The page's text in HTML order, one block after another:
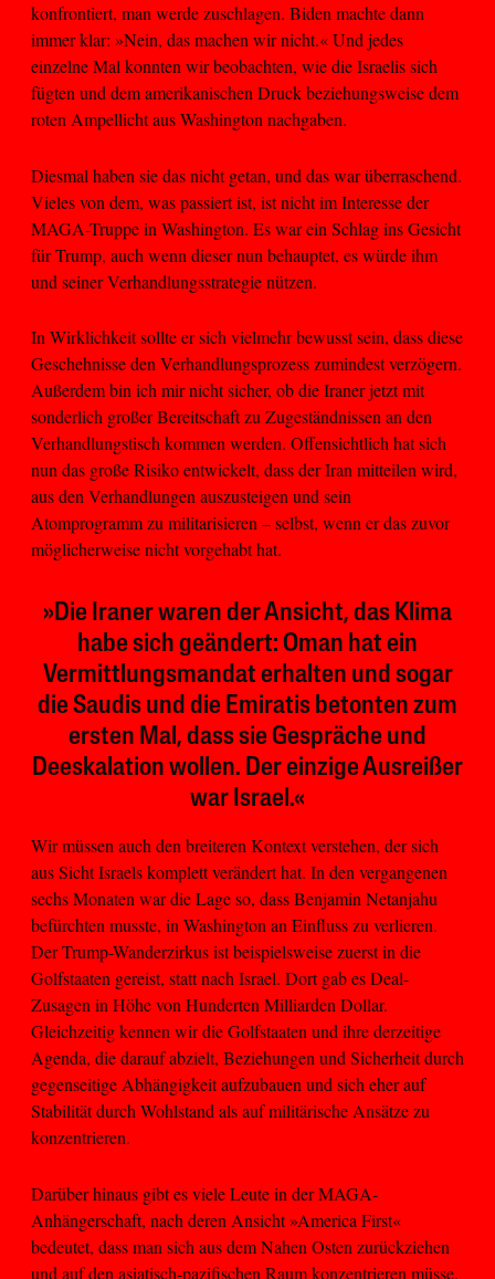
konfrontiert, man werde zuschlagen. Biden machte dann
immer klar: »Nein, das machen wir nicht.« Und jedes
einzelne Mal konnten wir beobachten, wie die Israelis sich
fügten und dem amerikanischen Druck beziehungsweise dem
roten Ampellicht aus Washington nachgaben.
Diesmal haben sie das nicht getan, und das war überraschend.
Vieles von dem, was passiert ist, ist nicht im Interesse der
MAGA-Truppe in Washington. Es war ein Schlag ins Gesicht
für Trump, auch wenn dieser nun behauptet, es würde ihm
und seiner Verhandlungsstrategie nützen.
In Wirklichkeit sollte er sich vielmehr bewusst sein, dass diese
Geschehnisse den Verhandlungsprozess zumindest verzögern.
Außerdem bin ich mir nicht sicher, ob die Iraner jetzt mit
sonderlich großer Bereitschaft zu Zugeständnissen an den
Verhandlungstisch kommen werden. Offensichtlich hat sich
nun das große Risiko entwickelt, dass der Iran mitteilen wird,
aus den Verhandlungen auszusteigen und sein
Atomprogramm zu militarisieren – selbst, wenn er das zuvor
möglicherweise nicht vorgehabt hat.
»Die Iraner waren der Ansicht, das Klima
habe sich geändert: Oman hat ein
Vermittlungsmandat erhalten und sogar
die Saudis und die Emiratis betonten zum
ersten Mal, dass sie Gespräche und
Deeskalation wollen. Der einzige Ausreißer
war Israel.«
Wir müssen auch den breiteren Kontext verstehen, der sich
aus Sicht Israels komplett verändert hat. In den vergangenen
sechs Monaten war die Lage so, dass Benjamin Netanjahu
befürchten musste, in Washington an Einfluss zu verlieren.
Der Trump-Wanderzirkus ist beispielsweise zuerst in die
Golfstaaten gereist, statt nach Israel. Dort gab es Deal-
Zusagen in Höhe von Hunderten Milliarden Dollar.
Gleichzeitig kennen wir die Golfstaaten und ihre derzeitige
Agenda, die darauf abzielt, Beziehungen und Sicherheit durch
gegenseitige Abhängigkeit aufzubauen und sich eher auf
Stabilität durch Wohlstand als auf militärische Ansätze zu
konzentrieren.
Darüber hinaus gibt es viele Leute in der MAGA-
Anhängerschaft, nach deren Ansicht »America First«
bedeutet, dass man sich aus dem Nahen Osten zurückziehen
und auf den asiatisch-pazifischen Raum konzentrieren müsse.